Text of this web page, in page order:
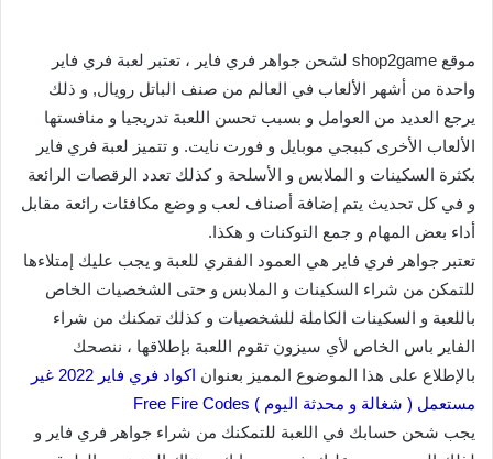
موقع shop2game لشحن جواهر فري فاير ، تعتبر لعبة فري فاير
واحدة من أشهر الألعاب في العالم من صنف الباتل رويال, و ذلك
يرجع العديد من العوامل و بسبب تحسن اللعبة تدريجيا و منافستها
الألعاب الأخرى كببجي موبايل و فورت نايت. و تتميز لعبة فري فاير
بكثرة السكينات و الملابس و الأسلحة و كذلك تعدد الرقصات الرائعة
و في كل تحديث يتم إضافة أصناف لعب و وضع مكافئات رائعة مقابل
أداء بعض المهام و جمع التوكنات و هكذا.
تعتبر جواهر فري فاير هي العمود الفقري للعبة و يجب عليك إمتلاءها
للتمكن من شراء السكينات و الملابس و حتى الشخصيات الخاص
باللعبة و السكينات الكاملة للشخصيات و كذلك تمكنك من شراء
الفاير باس الخاص لأي سيزون تقوم اللعبة بإطلاقها ، ننصحك
بالإطلاع على هذا الموضوع المميز بعنوان
اكواد فري فاير 2022 غير
مستعمل ( شغالة و محدثة اليوم ) Free Fire Codes
يجب شحن حسابك في اللعبة للتمكنك من شراء جواهر فري فاير و